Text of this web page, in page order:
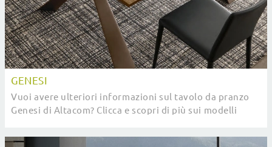
GENESI
Vuoi avere ulteriori informazioni sul tavolo da pranzo
Genesi di Altacom? Clicca e scopri di più sui modelli